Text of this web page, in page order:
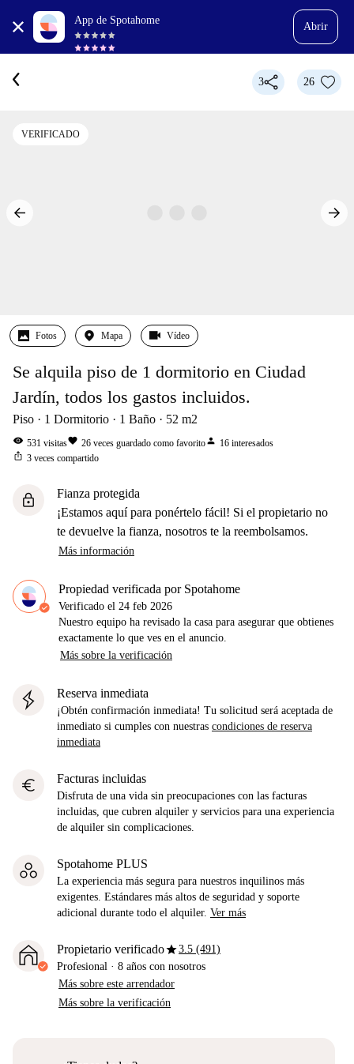
App de Spotahome
Abrir
3 26
VERIFICADO
Fotos Mapa Vídeo
Se alquila piso de 1 dormitorio en Ciudad
Jardín, todos los gastos incluidos.
Piso 1 Dormitorio 1 Baño 52 m2
visibility 531 visitasfavorite 26 veces guardado como favoritoperson 16 interesados
ios_share 3 veces compartido
lock
Fianza protegida
¡Estamos aquí para ponértelo fácil! Si el propietario no
te devuelve la fianza, nosotros te la reembolsamos.
Más información
Propiedad verificada por Spotahome
Verificado el 24 feb 2026
Nuestro equipo ha revisado la casa para asegurar que obtienes
exactamente lo que ves en el anuncio.
Más sobre la verificación
Reserva inmediata
¡Obtén confirmación inmediata! Tu solicitud será aceptada de
inmediato si cumples con nuestras condiciones de reserva
inmediata
euro Facturas incluidas
Disfruta de una vida sin preocupaciones con las facturas
incluidas, que cubren alquiler y servicios para una experiencia
de alquiler sin complicaciones.
Spotahome PLUS
La experiencia más segura para nuestros inquilinos más
exigentes. Estándares más altos de seguridad y soporte
adicional durante todo el alquiler. Ver más
Propietario verificadostar3.5 (491)
Profesional · 8 años con nosotros
Más sobre este arrendador
Más sobre la verificación